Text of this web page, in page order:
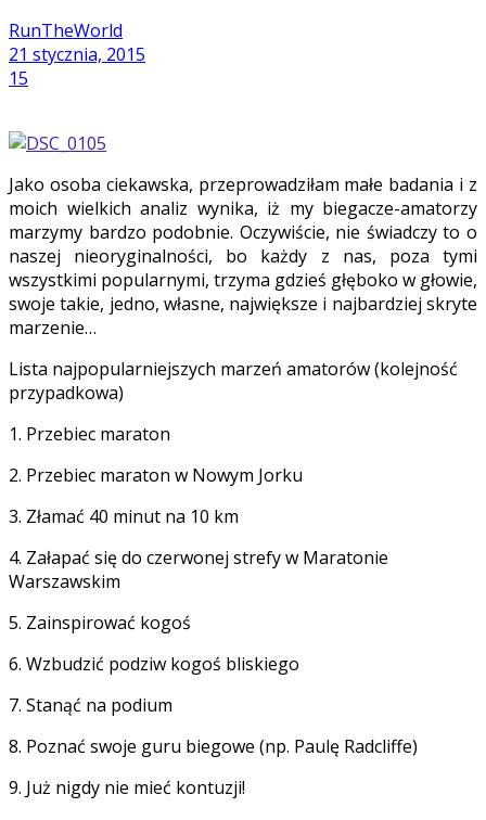
RunTheWorld
21 stycznia, 2015
15
Jako osoba ciekawska, przeprowadziłam małe badania i z
moich wielkich analiz wynika, iż my biegacze-amatorzy
marzymy bardzo podobnie. Oczywiście, nie świadczy to o
naszej nieoryginalności, bo każdy z nas, poza tymi
wszystkimi popularnymi, trzyma gdzieś głęboko w głowie,
swoje takie, jedno, własne, największe i najbardziej skryte
marzenie…
Lista najpopularniejszych marzeń amatorów (kolejność
przypadkowa)
1. Przebiec maraton
2. Przebiec maraton w Nowym Jorku
3. Złamać 40 minut na 10 km
4. Załapać się do czerwonej strefy w Maratonie
Warszawskim
5. Zainspirować kogoś
6. Wzbudzić podziw kogoś bliskiego
7. Stanąć na podium
8. Poznać swoje guru biegowe (np. Paulę Radcliffe)
9. Już nigdy nie mieć kontuzji!